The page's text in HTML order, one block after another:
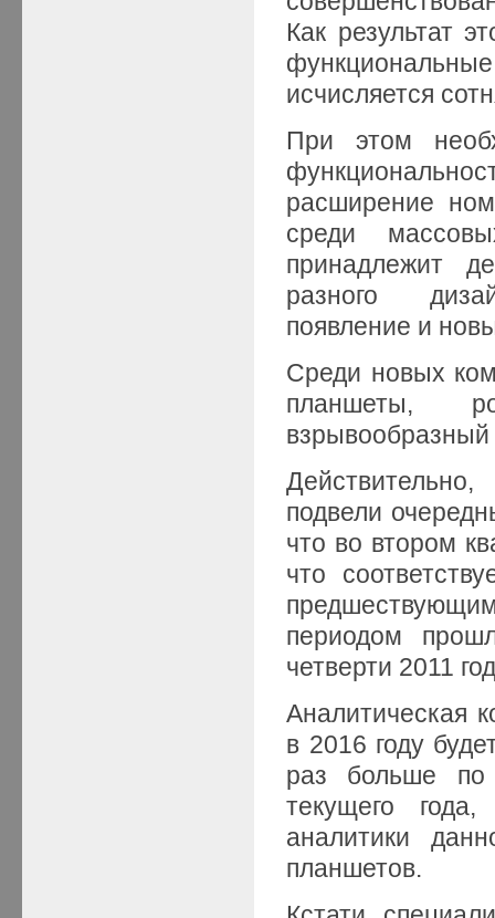
Как результат
исчисляется
При этом
расширение
среди
принадлежит
разного
появление и
Среди новых
планшеты,
взрывообразный
подвели
что во втором
что
периодом
четверти 2011
Аналитическая
в 2016 году
раз больше по
текущего
аналитики
планшетов.